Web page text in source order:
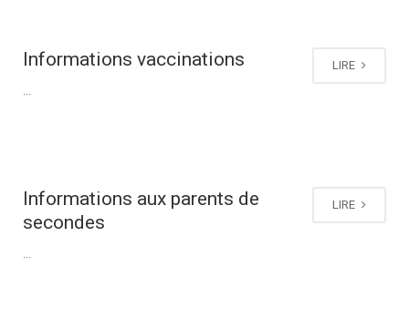
LIRE
Informations vaccinations
LIRE
Informations aux parents de
secondes